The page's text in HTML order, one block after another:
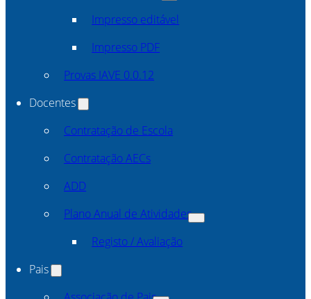
Impresso editável
Impresso PDF
Provas IAVE 0.0.12
Docentes
Contratação de Escola
Contratação AECs
ADD
Plano Anual de Atividades
Registo / Avaliação
Pais